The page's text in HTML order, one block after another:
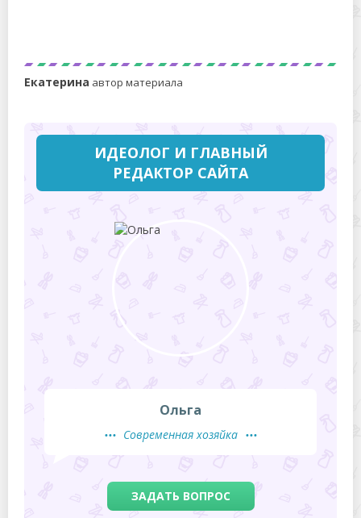
Екатерина автор материала
ИДЕОЛОГ И ГЛАВНЫЙ
РЕДАКТОР САЙТА
Ольга
Современная хозяйка
ЗАДАТЬ ВОПРОС